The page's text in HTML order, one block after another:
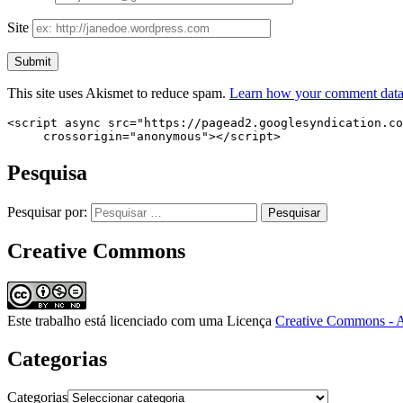
Site
This site uses Akismet to reduce spam. Learn how your comment
<script async src="https://
     crossorigin="anonymous"></script>
Pesquisa
Pesquisar por:
Creative Commons
Este trabalho está licenciado com uma Licença Creative Commons -
Categorias
Categorias